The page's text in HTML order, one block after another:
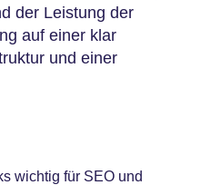
der Leistung der
auf einer klar
und einer
wichtig für SEO und